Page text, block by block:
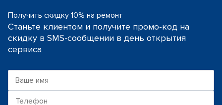
Получить скидку 10% на ремонт
Станьте клиентом и получите промо-код на
скидку в SMS-сообщении в день открытия
сервиса